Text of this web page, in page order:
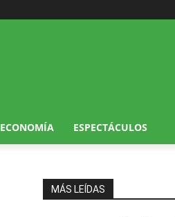
ECONOMÍA ESPECTÁCULOS
MÁS LEÍDAS